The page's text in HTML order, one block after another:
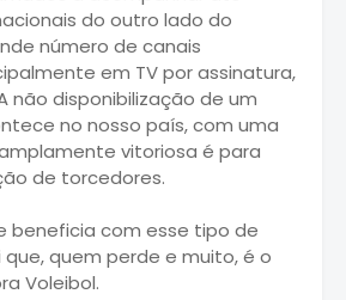
do outro lado do
número de canais
em TV por assinatura,
não disponibilização de um
no nosso país, com uma
vitoriosa é para
de torcedores.
beneficia com esse tipo de
que, quem perde e muito, é o
Voleibol.